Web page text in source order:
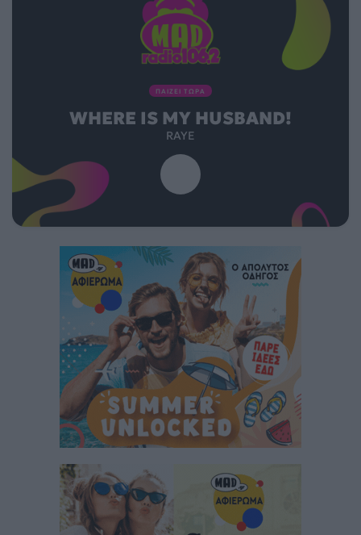
ΠΑΙΖΕΙ ΤΩΡΑ
WHERE IS MY HUSBAND!
RAYE